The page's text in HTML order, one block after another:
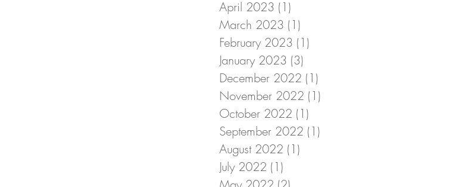
April 2023 (1)
March 2023 (1)
February 2023 (1)
January 2023 (3)
December 2022 (1)
November 2022 (1)
October 2022 (1)
September 2022 (1)
August 2022 (1)
July 2022 (1)